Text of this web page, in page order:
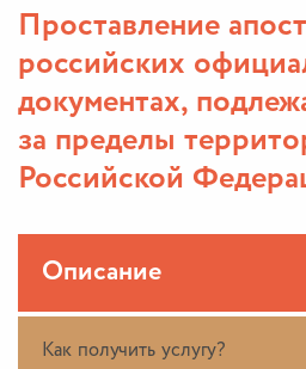
Проставление
российских
документах,
за пределы
Российской
Описание
Как получить услугу?